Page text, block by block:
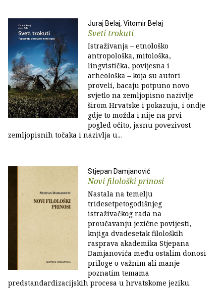
Juraj Belaj, Vitomir Belaj
Sveti trokuti
Istraživanja – etnološko
antropološka, mitološka,
lingvistička, povijesna i
arheološka – koja su autori
proveli, bacaju potpuno novo
svjetlo na zemljopisno nazivlje
širom Hrvatske i pokazuju, i ondje
gdje to možda i nije na prvi
pogled očito, jasnu povezivost
zemljopisnih točaka i nazivlja u...
Stjepan Damjanović
Novi filološki prinosi
Nastala na temelju
tridesetpetogodišnjeg
istraživačkog rada na
proučavanju jezične povijesti,
knjiga dvadesetak filoloških
rasprava akademika Stjepana
Damjanovića među ostalim donosi
priloge o važnim ali manje
poznatim temama
predstandardizacijskih procesa u hrvatskome jeziku.